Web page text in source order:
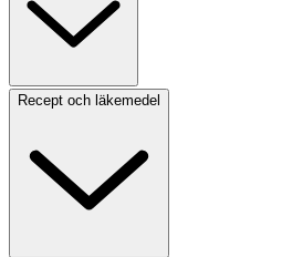
Recept och läkemedel